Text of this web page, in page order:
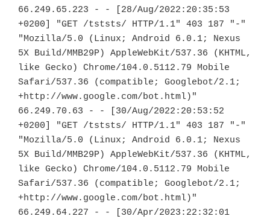
66.249.65.223 - - [28/Aug/2022:20:35:53
+0200] "GET /tststs/ HTTP/1.1" 403 187 "-"
"Mozilla/5.0 (Linux; Android 6.0.1; Nexus
5X Build/MMB29P) AppleWebKit/537.36 (KHTML,
like Gecko) Chrome/104.0.5112.79 Mobile
Safari/537.36 (compatible; Googlebot/2.1;
+http://www.google.com/bot.html)"
66.249.70.63 - - [30/Aug/2022:20:53:52
+0200] "GET /tststs/ HTTP/1.1" 403 187 "-"
"Mozilla/5.0 (Linux; Android 6.0.1; Nexus
5X Build/MMB29P) AppleWebKit/537.36 (KHTML,
like Gecko) Chrome/104.0.5112.79 Mobile
Safari/537.36 (compatible; Googlebot/2.1;
+http://www.google.com/bot.html)"
66.249.64.227 - - [30/Apr/2023:22:32:01